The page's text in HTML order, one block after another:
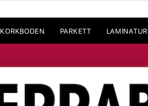
KORKBODEN PARKETT LAMINATUR